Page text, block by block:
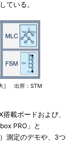
ている。
］ 出所：STM
載ボードおよび、
PRO」と
測定のデモや、3つ